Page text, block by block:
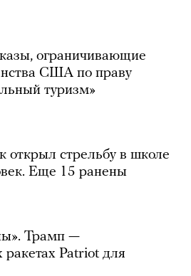
ограничивающие
США по праву
туризм»
открыл стрельбу в школе
Еще 15 ранены
Трамп —
Patriot для